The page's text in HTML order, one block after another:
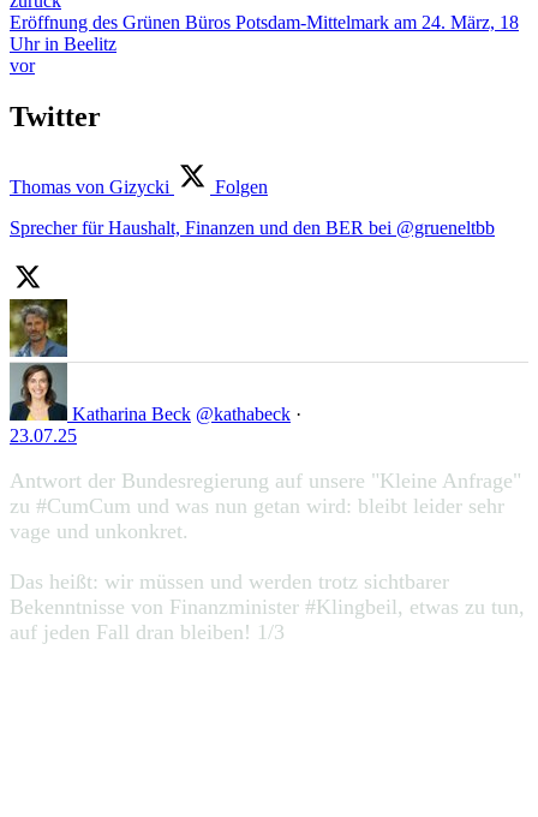
Eröffnung des Grünen Büros Potsdam-Mittelmark am 24. März, 18
Uhr in Beelitz
vor
Twitter
Thomas von Gizycki
Folgen
Sprecher für Haushalt, Finanzen und den BER bei @grueneltbb
Katharina Beck @kathabeck ·
23.07.25
Antwort der Bundesregierung auf unsere "Kleine Anfrage"
zu #CumCum und was nun getan wird: bleibt leider sehr
vage und unkonkret.
Das heißt: wir müssen und werden trotz sichtbarer
Bekenntnisse von Finanzminister #Klingbeil, etwas zu tun,
auf jeden Fall dran bleiben! 1/3